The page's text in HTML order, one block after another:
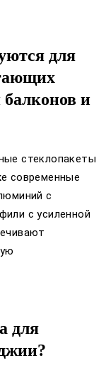
для
и
стеклопакеты
современные
с
с усиленной
для